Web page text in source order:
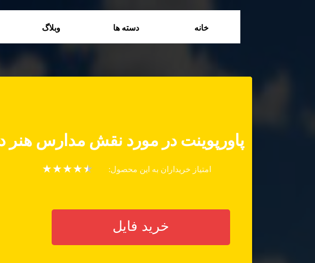
خانه دسته ها وبلاگ
پاورپوینت در مورد نقش مدارس
امتیاز خریداران به این محصول: ★★★★★
خرید فایل